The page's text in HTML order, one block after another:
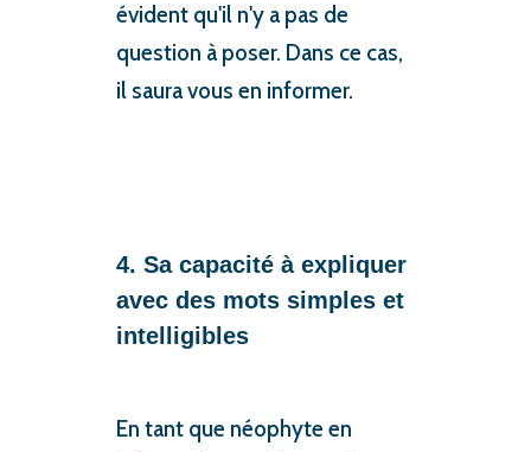
évident qu'il n'y a pas de
question à poser. Dans ce cas,
il saura vous en informer.
4. Sa capacité à expliquer
avec des mots simples et
intelligibles
En tant que néophyte en